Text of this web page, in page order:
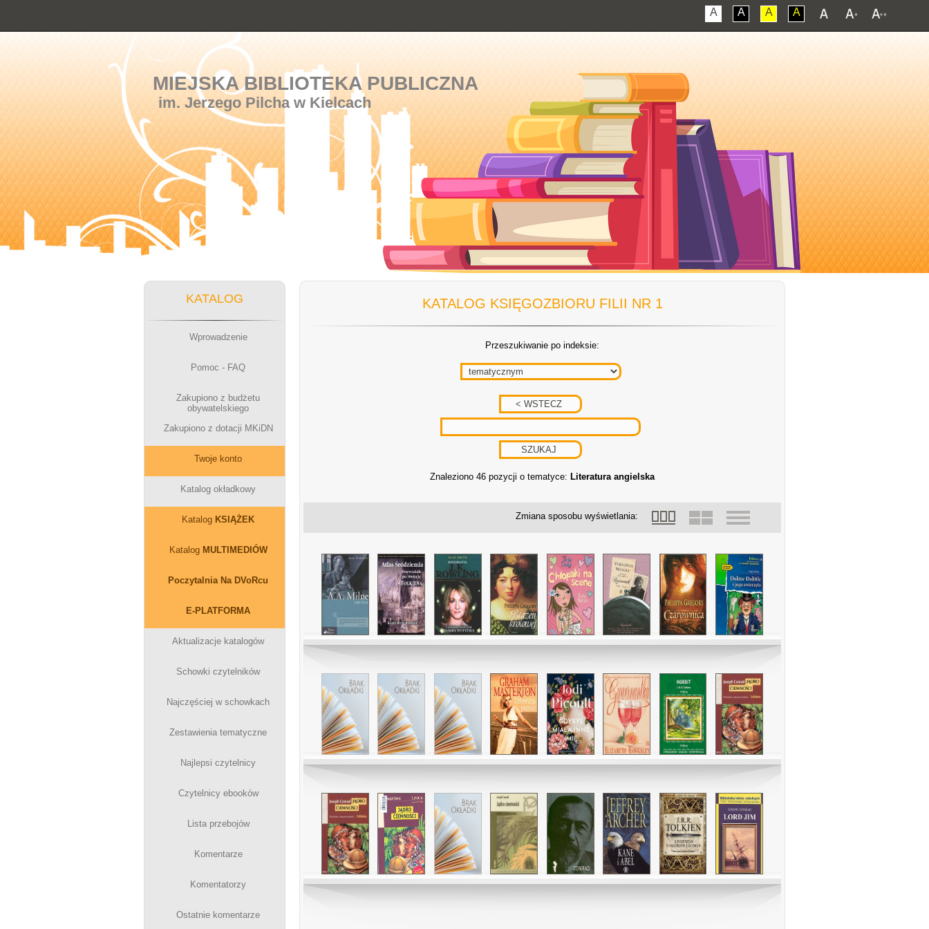
A A A A
MIEJSKA BIBLIOTEKA PUBLICZNA
im. Jerzego Pilcha w Kielcach
KATALOG
Wprowadzenie
Pomoc - FAQ
Zakupiono z budżetu
obywatelskiego
Zakupiono z dotacji MKiDN
Twoje konto
Katalog okładkowy
Katalog KSIĄŻEK
Katalog MULTIMEDIÓW
Poczytalnia Na DVoRcu
E-PLATFORMA
Aktualizacje katalogów
Schowki czytelników
Najczęściej w schowkach
Zestawienia tematyczne
Najlepsi czytelnicy
Czytelnicy ebooków
Lista przebojów
Komentarze
Komentatorzy
Ostatnie komentarze
KATALOG KSIĘGOZBIORU FILII NR 1
Przeszukiwanie po indeksie:
Znaleziono 46 pozycji o tematyce: Literatura angielska
Zmiana sposobu wyświetlania: